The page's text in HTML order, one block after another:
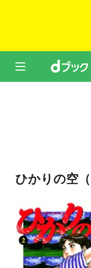
ひかりの空（